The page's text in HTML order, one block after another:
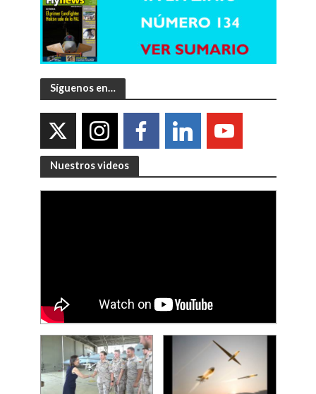
Síguenos en…
Nuestros videos